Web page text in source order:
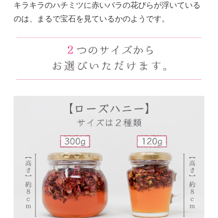
キラキラのハチミツに赤いバラの花びらが浮いている
のは、まるで宝石を見ているかのようです。